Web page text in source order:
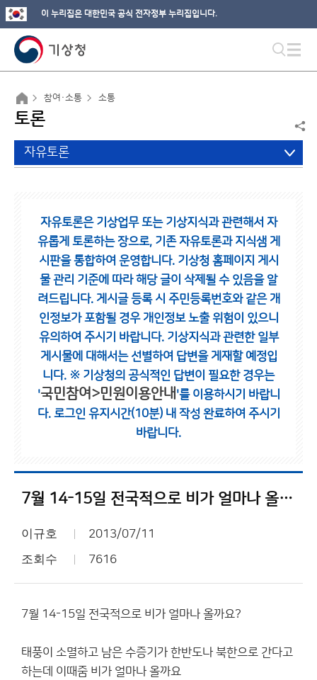
이 누리집은 대한민국 공식 전자정부 누리집입니다.
참여·소통 소통
토론
자유토론
자유토론은 기상업무 또는 기상지식과 관련해서 자
유롭게 토론하는 장으로, 기존 자유토론과 지식샘 게
시판을 통합하여 운영합니다. 기상청 홈페이지 게시
물 관리 기준에 따라 해당 글이 삭제될 수 있음을 알
려드립니다. 게시글 등록 시 주민등록번호와 같은 개
인정보가 포함될 경우 개인정보 노출 위험이 있으니
유의하여 주시기 바랍니다. 기상지식과 관련한 일부
게시물에 대해서는 선별하여 답변을 게재할 예정입
니다. ※ 기상청의 공식적인 답변이 필요한 경우는
'국민참여>민원이용안내 '를 이용하시기 바랍니
다. 로그인 유지시간(10분) 내 작성 완료하여 주시기
바랍니다.
7월 14-15일 전국적으로 비가 얼마나 올까요?
이규호 2013/07/11
조회수 7616
7월 14-15일 전국적으로 비가 얼마나 올까요?
태풍이 소멸하고 남은 수증기가 한반도나 북한으로 간다고
하는데 이때줌 비가 얼마나 올까요